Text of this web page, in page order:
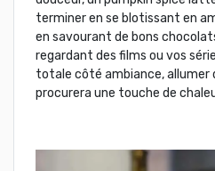
terminer en se blotissant en
en savourant de bons
regardant des films ou vos
totale côté ambiance, allumer
procurera une touche de